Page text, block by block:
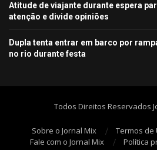
Atitude de viajante durante espera
atenção e divide opiniões
Dupla tenta entrar em barco por
no rio durante festa
Todos Direitos Reservados
Sobre o Jornal Mix Termos de
Fale com o Jornal Mix
Política